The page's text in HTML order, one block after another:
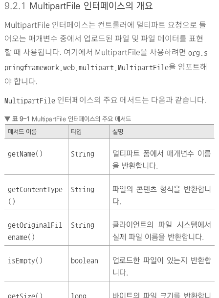
u
s
9.2.1 MultipartFile 인터페이스의 개요
MultipartFile 인터페이스는 컨트롤러에 멀티파트 요청으로 들
어오는 매개변수 중에서 업로드된 파일 및 파일 데이터를 표현
할 때 사용됩니다. 여기에서 MultipartFile을 사용하려면 org.s
pringframework.web.multipart.MultipartFile을 임포트해
야 합니다.
MultipartFile인터페이스의 주요 메서드는 다음과 같습니다.
▼ 표 9-1
MultipartFile 인터페이스의 주요 메서드
메서드 이름
타입 설명
getName() String
멀티파트 폼에서 매개변수 이름
을 반환합니다.
getContentType
()
String
파일의 콘텐츠 형식을 반환합니
다.
getOriginalFil
ename()
String
클라이언트의 파일 시스템에서
실제 파일 이름을 반환합니다.
isEmpty() boolean
업로드한 파일이 있는지 반환합
니다.
getSize() long 바이트의 파일 크기를 반환합니